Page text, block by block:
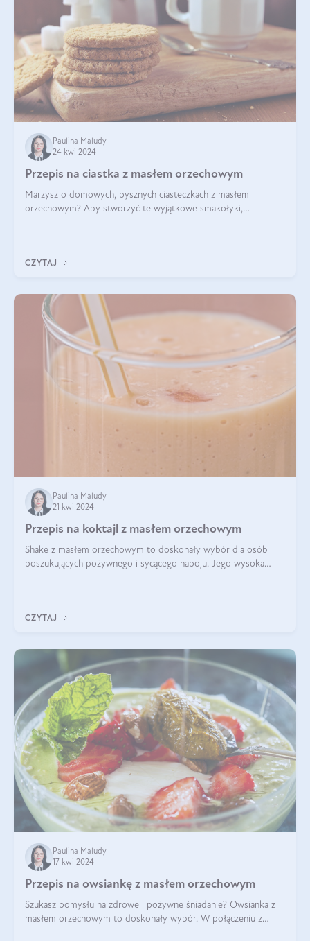
Paulina Maludy
24 kwi 2024
Przepis na ciastka z masłem orzechowym
Marzysz o domowych, pysznych ciasteczkach z masłem
orzechowym? Aby stworzyć te wyjątkowe smakołyki,
CZYTAJ
Paulina Maludy
21 kwi 2024
Przepis na koktajl z masłem orzechowym
Shake z masłem orzechowym to doskonały wybór dla osób
poszukujących pożywnego i sycącego napoju. Jego wysoka
CZYTAJ
Paulina Maludy
17 kwi 2024
Przepis na owsiankę z masłem orzechowym
Szukasz pomysłu na zdrowe i pożywne śniadanie? Owsianka z
masłem orzechowym to doskonały wybór. W połączeniu z